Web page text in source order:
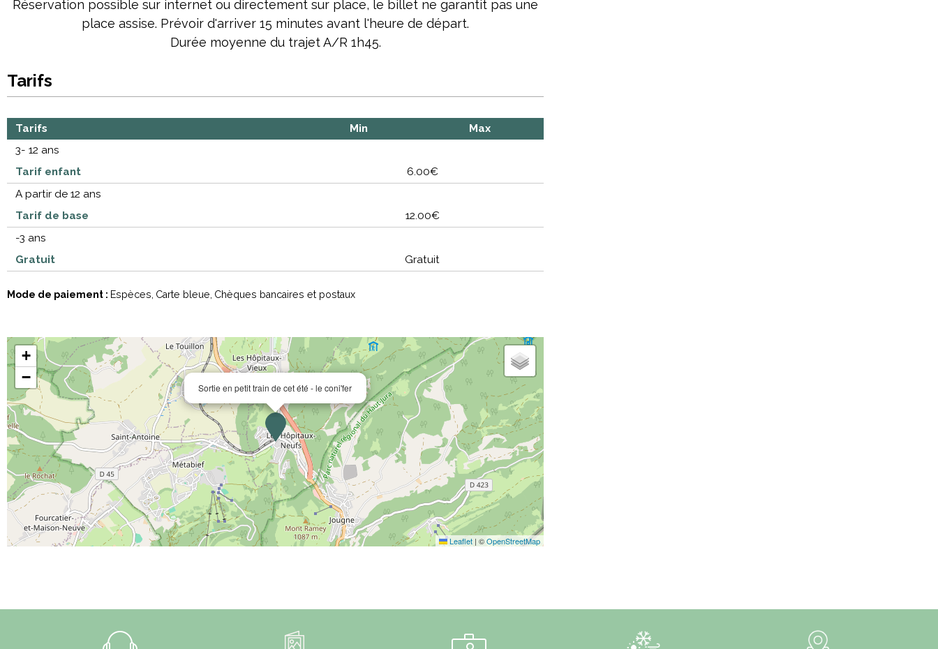
Réservation possible sur internet ou directement sur place, le billet ne garantit pas une
place assise. Prévoir d'arriver 15 minutes avant l'heure de départ.
Durée moyenne du trajet A/R 1h45.
Tarifs
Tarifs Min
Max
3- 12 ans
Tarif enfant
6.00€
A partir de 12 ans
Tarif de base
12.00€
-3 ans
Gratuit
Gratuit
Mode de paiement : Espèces Carte bleue Chèques bancaires et postaux
Sortie en petit train de cet été - le coni'fer
+
−
Leaflet | ©OpenStreetMap